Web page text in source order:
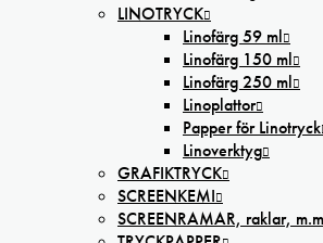
LINOTRYCK
Linofärg 59 ml
Linofärg 150 ml
Linofärg 250 ml
Linoplattor
Papper för Linotryck
Linoverktyg
GRAFIKTRYCK
SCREENKEMI
SCREENRAMAR, raklar, m.m